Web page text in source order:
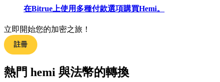
學習如何保持盈利
在Bitrue上使用多種付款選項購買Hemi。
立即開始您的加密之旅！
註冊
熱門 hemi 與法幣的轉換